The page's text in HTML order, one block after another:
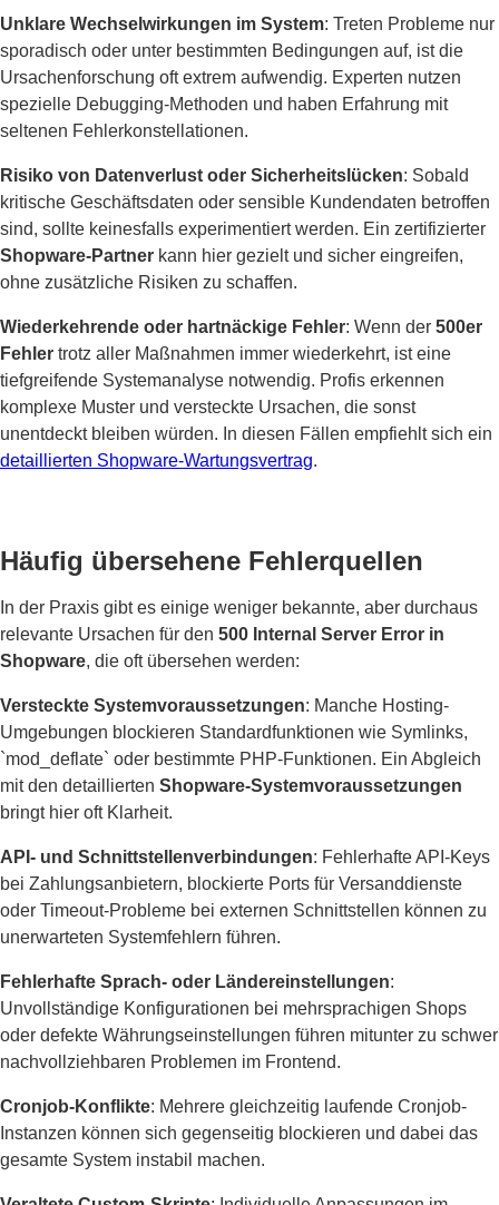
Unklare Wechselwirkungen im System: Treten Probleme nur
sporadisch oder unter bestimmten Bedingungen auf, ist die
Ursachenforschung oft extrem aufwendig. Experten nutzen
spezielle Debugging-Methoden und haben Erfahrung mit
seltenen Fehlerkonstellationen.
Risiko von Datenverlust oder Sicherheitslücken: Sobald
kritische Geschäftsdaten oder sensible Kundendaten betroffen
sind, sollte keinesfalls experimentiert werden. Ein zertifizierter
Shopware-Partner kann hier gezielt und sicher eingreifen,
ohne zusätzliche Risiken zu schaffen.
Wiederkehrende oder hartnäckige Fehler: Wenn der 500er
Fehler trotz aller Maßnahmen immer wiederkehrt, ist eine
tiefgreifende Systemanalyse notwendig. Profis erkennen
komplexe Muster und versteckte Ursachen, die sonst
unentdeckt bleiben würden. In diesen Fällen empfiehlt sich ein
detaillierten Shopware-Wartungsvertrag.
Häufig übersehene Fehlerquellen
In der Praxis gibt es einige weniger bekannte, aber durchaus
relevante Ursachen für den 500 Internal Server Error in
Shopware, die oft übersehen werden:
Versteckte Systemvoraussetzungen: Manche Hosting-
Umgebungen blockieren Standardfunktionen wie Symlinks,
`mod_deflate` oder bestimmte PHP-Funktionen. Ein Abgleich
mit den detaillierten Shopware-Systemvoraussetzungen
bringt hier oft Klarheit.
API- und Schnittstellenverbindungen: Fehlerhafte API-Keys
bei Zahlungsanbietern, blockierte Ports für Versanddienste
oder Timeout-Probleme bei externen Schnittstellen können zu
unerwarteten Systemfehlern führen.
Fehlerhafte Sprach- oder Ländereinstellungen:
Unvollständige Konfigurationen bei mehrsprachigen Shops
oder defekte Währungseinstellungen führen mitunter zu schwer
nachvollziehbaren Problemen im Frontend.
Cronjob-Konflikte: Mehrere gleichzeitig laufende Cronjob-
Instanzen können sich gegenseitig blockieren und dabei das
gesamte System instabil machen.